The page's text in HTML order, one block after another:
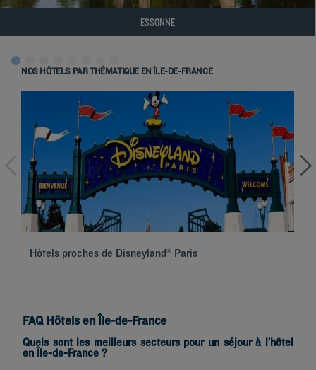
Hôtels
Hôtels Viry Hôtels Viry-Châtillon
ESSONNE
NOS HÔTELS PAR THÉMATIQUE EN ÎLE-DE-FRANCE
Hôtels proches de Disneyland® Paris
FAQ Hôtels en Île-de-France
Quels sont les meilleurs secteurs pour un séjour à l’hôtel
en Île-de-France ?